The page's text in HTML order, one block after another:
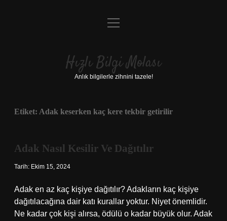
Anasayfa
Yasal Uyarı
menüyü
Hızlı Bilgi Molası
Anlık bilgilerle zihnini tazele!
Etiket: Adak keserken kaç kere tekbir getirilir
Adak Nasıl Kesilir Ve Dağıtılır
Tarih: Ekim 15, 2024
Adak en az kaç kişiye dağıtılır? Adakların kaç kişiye
dağıtılacağına dair katı kurallar yoktur. Niyet önemlidir.
Ne kadar çok kişi alırsa, ödülü o kadar büyük olur. Adak